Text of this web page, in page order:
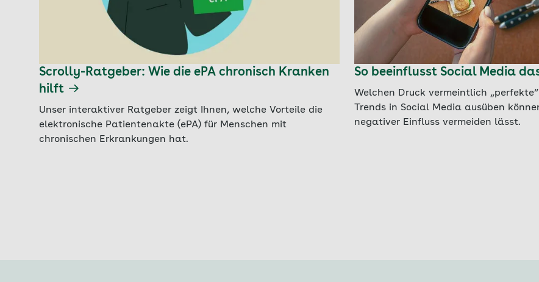
Scrolly-Ratgeber: Wie die ePA chronisch Kranken
hilft
Unser interaktiver Ratgeber zeigt Ihnen, welche Vorteile die
elektronische Patientenakte (ePA) für Menschen mit
chronischen Erkrankungen hat.
So beeinflusst Social Media
Welchen Druck vermeintlich
Trends in Social Media ausüben
negativer Einfluss vermeiden lässt.